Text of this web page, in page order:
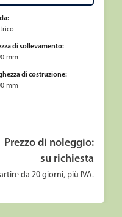
di sollevamento:
mm
di costruzione:
mm
Prezzo di noleggio:
su richiesta
da 20 giorni, più IVA.